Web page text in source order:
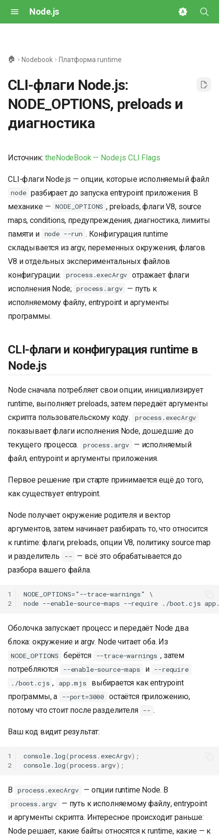
Node.js
ц
и
а
и
а
ц
п
о
с
а
🏠 Nodebook Платформа runtime
CLI-флаги Node.js:
NODE_OPTIONS, preloads и
диагностика
Источник:theNodeBook — Node.js CLI Flags
CLI-флаги Node.js — опции, которые исполняемый файл
node разбирает до запуска entrypoint приложения. В
механике — NODE_OPTIONS , preloads, флаги V8, source
maps, conditions, предупреждения, диагностика, лимиты
памяти и node --run . Конфигурация runtime
складывается из argv, переменных окружения, флагов
V8 и отдельных экспериментальных файлов
конфигурации.
process.execArgv отражает флаги
исполнения Node; process.argv — путь к
исполняемому файлу, entrypoint и аргументы
программы.
CLI-флаги и конфигурация runtime в
Node.js
Node сначала потребляет свои опции, инициализирует
runtime, выполняет preloads, затем передаёт аргументы
скрипта пользовательскому коду.
process.execArgv
показывает флаги исполнения Node, дошедшие до
текущего процесса.
process.argv
— исполняемый
файл, entrypoint и аргументы приложения.
Первое решение при старте принимается ещё до того,
как существует entrypoint.
Node получает окружение родителя и вектор
аргументов, затем начинает разбирать то, что относится
к runtime: флаги, preloads, опции V8, политику source map
и разделитель
--
— всё это обрабатывается до
разбора вашего файла.
1
2
NODE_OPTIONS="--trace-warnings" \
Оболочка запускает процесс и передаёт Node два
блока: окружение и argv. Node читает оба. Из
NODE_OPTIONS берётся --trace-warnings , затем
потребляются
--enable-source-maps и --require
./boot.cjs , app.mjs
выбирается как entrypoint
программы, а
--port=3000
остаётся приложению,
потому что стоит после разделителя -- .
Ваш код видит результат:
1
2
console. log(process . execArgv);
console. log(process . argv);
В process.execArgv — опции runtime Node. В
process.argv
— путь к исполняемому файлу, entrypoint
и аргументы скрипта. Интересное происходит раньше:
Node решает, какие байты относятся к runtime, какие — к